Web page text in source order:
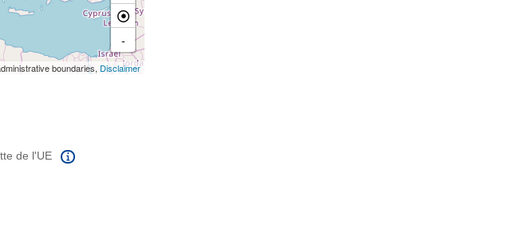
-
boundaries, Disclaimer
de l'UE